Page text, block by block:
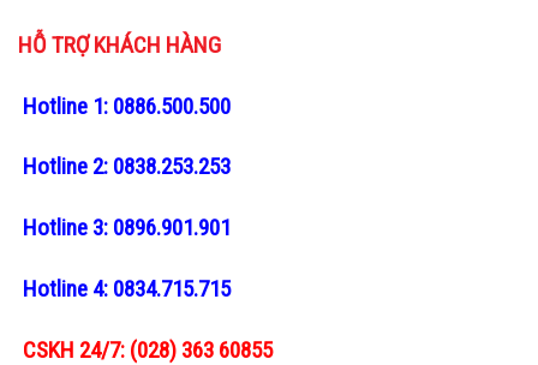
HỖ TRỢ KHÁCH HÀNG
Hotline 1: 0886.500.500
Hotline 2: 0838.253.253
Hotline 3: 0896.901.901
Hotline 4: 0834.715.715
CSKH 24/7: (028) 363 60855